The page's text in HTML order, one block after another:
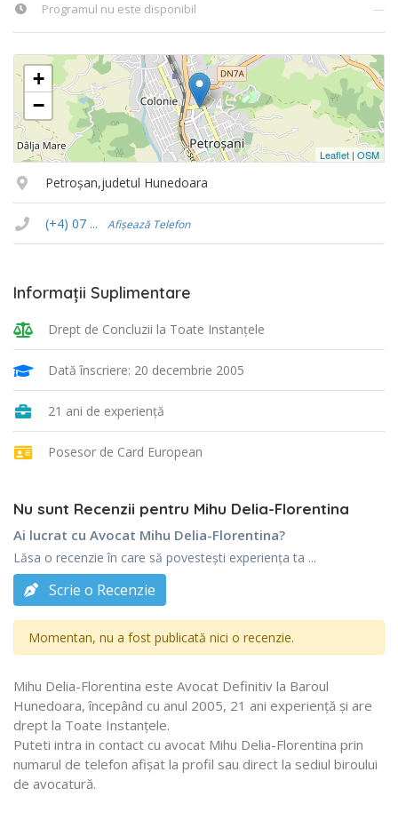
Programul nu este disponibil —
+
−
Leaflet | OSM
Petroşan,judetul Hunedoara
(+4) 07 ... Afișează Telefon
Informații Suplimentare
Drept de Concluzii la Toate Instanţele
Dată înscriere: 20 decembrie 2005
21 ani de experiență
Posesor de Card European
Nu sunt Recenzii pentru Mihu Delia-Florentina
Ai lucrat cu Avocat Mihu Delia-Florentina?
Lăsa o recenzie în care să povestești experiența ta ...
Scrie o Recenzie
Momentan, nu a fost publicată nici o recenzie.
Mihu Delia-Florentina este Avocat Definitiv la Baroul
Hunedoara, începând cu anul 2005, 21 ani experiență și are
drept la Toate Instanţele.
Puteti intra in contact cu avocat Mihu Delia-Florentina prin
numarul de telefon afișat la profil sau direct la sediul biroului
de avocatură.